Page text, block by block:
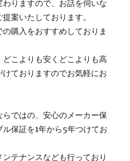
りますので、お話を伺いな
案いたしております。
購入をおすすめしておりま
こよりも安くどこよりも高
ておりますのでお気軽にお
らではの、安心のメーカー保
保証を1年から5年つけてお
テナンスなども行っており